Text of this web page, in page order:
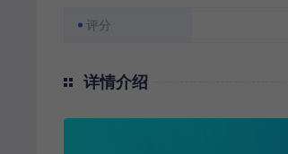
评分
详情介绍